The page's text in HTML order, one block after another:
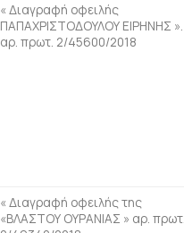
« Διαγραφή οφειλής
ΠΑΠΑΧΡΙΣΤΟΔΟΥΛΟΥ ΕΙΡΗΝΗΣ ».
αρ. πρωτ. 2/45600/2018
« Διαγραφή οφειλής της
«ΒΛΑΣΤΟΥ ΟΥΡΑΝΙΑΣ » αρ. πρωτ.